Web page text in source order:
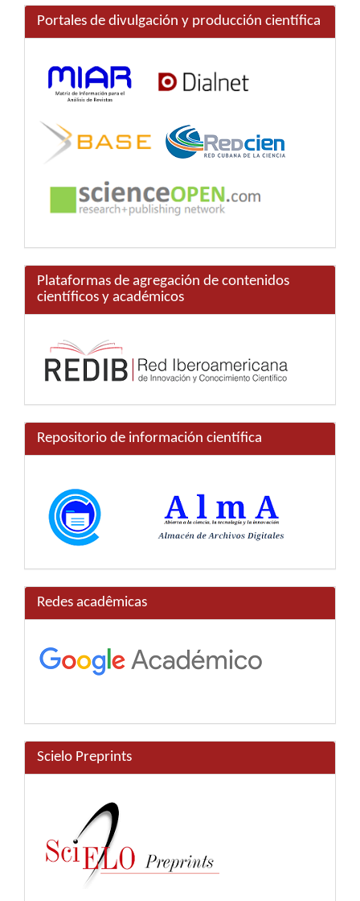
Portales de divulgación y producción científica
Plataformas de agregación de contenidos
científicos y académicos
Repositorio de información científica
Redes acadêmicas
Scielo Preprints